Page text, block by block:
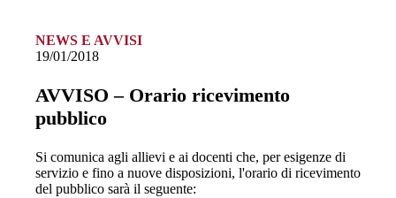
NEWS E AVVISI
19/01/2018
AVVISO – Orario ricevimento
pubblico
Si comunica agli allievi e ai docenti che, per esigenze di
servizio e fino a nuove disposizioni, l'orario di ricevimento
del pubblico sarà il seguente: